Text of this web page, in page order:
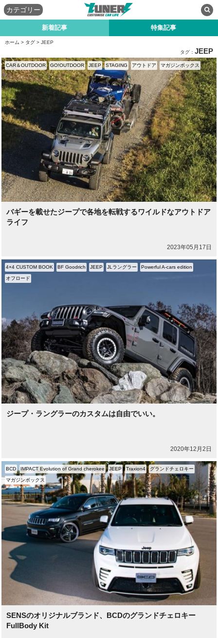
カテゴリー
新着記事 特集記事
ホーム > タグ > JEEP
タグ： JEEP
バギーを載せたジープで各地を転戦するワイルドなアウトドア
ライフ
2023年05月17日
CAR＆OUTDOOR GO!OUTDOOR JEEP STAGING アウトドア マガジンボックス
ジープ・ラングラーのカスタムは自由でいい。
2020年12月2日
4×4 CUSTOM BOOK BF Goodrich JEEP JLラングラー Powerful A-cars edition
オフロード
SENSのオリジナルブランド、BCDのグランドチェロキー
FullBody Kit
BCD IMPACT Evolution of Grand cherokee JEEP Traxion4 グランドチェロキー
マガジンボックス